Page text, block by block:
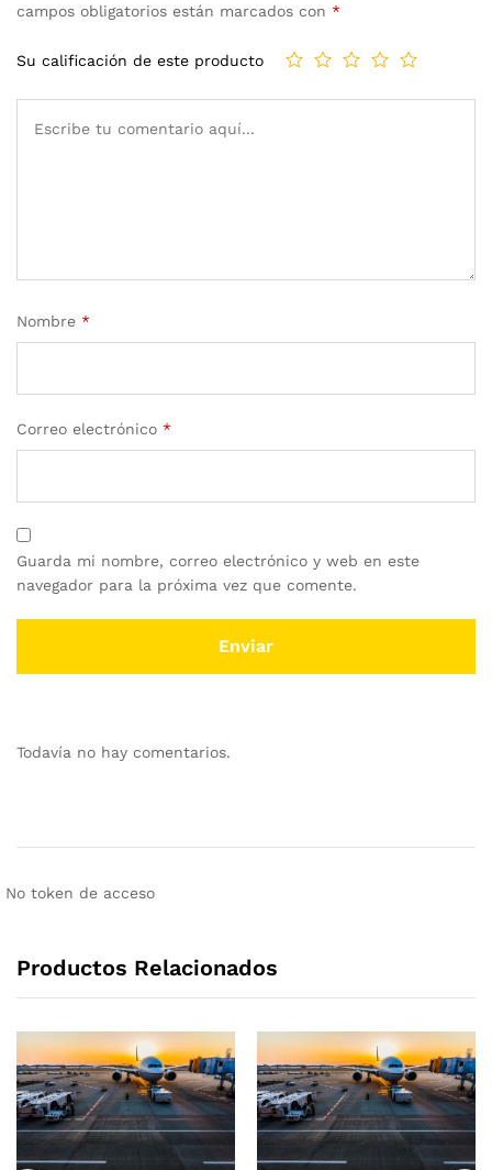
campos obligatorios están marcados con *
Su calificación de este producto
Nombre *
Correo electrónico *
Guarda mi nombre, correo electrónico y web en este
navegador para la próxima vez que comente.
Todavía no hay comentarios.
No token de acceso
Productos Relacionados